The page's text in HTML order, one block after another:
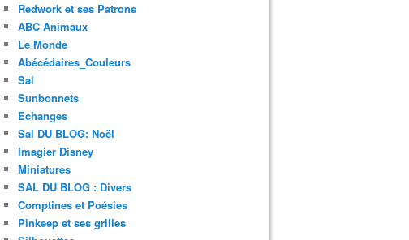
Redwork et ses Patrons
ABC Animaux
Le Monde
Abécédaires_Couleurs
Sal
Sunbonnets
Echanges
Sal DU BLOG: Noël
Imagier Disney
Miniatures
SAL DU BLOG : Divers
Comptines et Poésies
Pinkeep et ses grilles